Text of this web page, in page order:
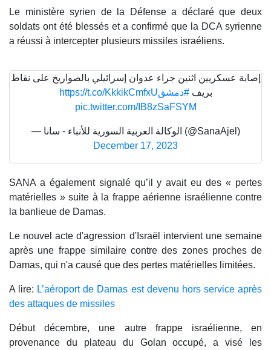
Le ministère syrien de la Défense a déclaré que deux
soldats ont été blessés et a confirmé que la DCA syrienne
a réussi à intercepter plusieurs missiles israéliens.
إصابة عسكريين اثنين جراء عدوان إسرائيلي بالصواريخ على نقاط
بريف#دمشقhttps://t.co/KkkikCmfxU
pic.twitter.com/IB8zSaFSYM
— الوكالة العربية السورية للأنباء - سانا (@SanaAjel)
December 17, 2023
SANA a également signalé qu’il y avait eu des « pertes
matérielles » suite à la frappe aérienne israélienne contre
la banlieue de Damas.
Le nouvel acte d'agression d'Israël intervient une semaine
après une frappe similaire contre des zones proches de
Damas, qui n'a causé que des pertes matérielles limitées.
A lire: L’aéroport de Damas est devenu hors service après
des attaques de missiles
Début décembre, une autre frappe israélienne, en
provenance du plateau du Golan occupé, a visé les